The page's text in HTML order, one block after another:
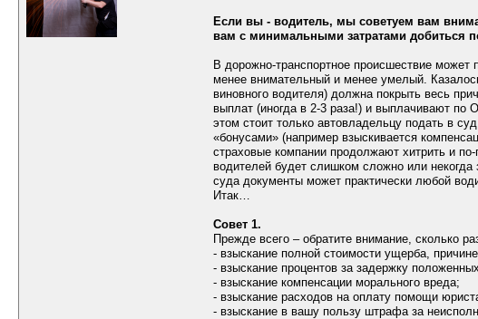
Если вы - водитель, мы советуем вам
вам с минимальными затратами добиться
В дорожно-транспортное происшествие
менее внимательный и менее умелый.
виновного водителя) должна покрыть весь
выплат (иногда в 2-3 раза!) и выплачивают по
этом стоит только автовладельцу подать в
«бонусами» (например взыскивается
страховые компании продолжают хитрить и
водителей будет слишком сложно или
суда документы может практически любой
Итак…
Совет 1.
Прежде всего – обратите внимание, сколько
- взыскание полной стоимости ущерба,
- взыскание процентов за задержку
- взыскание компенсации морального вреда;
- взыскание расходов на оплату помощи
- взыскание в вашу пользу штрафа за